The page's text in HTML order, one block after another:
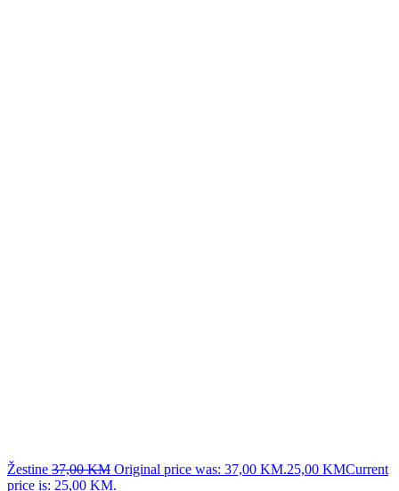
Žestine 37,00KM Original price was: 37,00 KM.25,00 KMCurrent
price is: 25,00 KM.